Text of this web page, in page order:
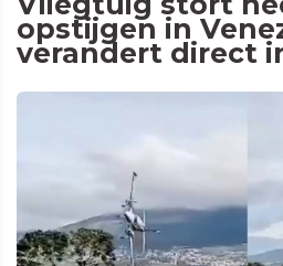
opstijgen in
verandert direct